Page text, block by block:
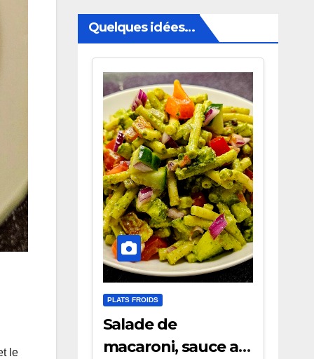
le
Quelques idées…
PLATS FROIDS
Salade de
macaroni, sauce au